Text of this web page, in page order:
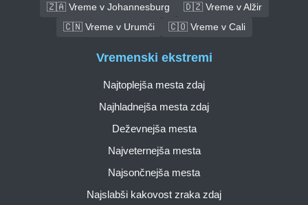
🇿🇦 Vreme v Johannesburg
🇩🇿 Vreme v Alžir
🇨🇳 Vreme v Urumči
🇨🇴 Vreme v Cali
Vremenski ekstremi
Najtoplejša mesta zdaj
Najhladnejša mesta zdaj
Deževnejša mesta
Najveternejša mesta
Najsončnejša mesta
Najslabši kakovost zraka zdaj